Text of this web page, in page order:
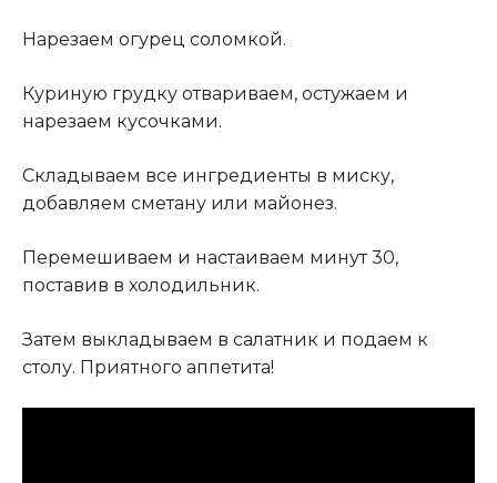
Нарезаем огурец соломкой.
Куриную грудку отвариваем, остужаем и
нарезаем кусочками.
Складываем все ингредиенты в миску,
добавляем сметану или майонез.
Перемешиваем и настаиваем минут 30,
поставив в холодильник.
Затем выкладываем в салатник и подаем к
столу. Приятного аппетита!